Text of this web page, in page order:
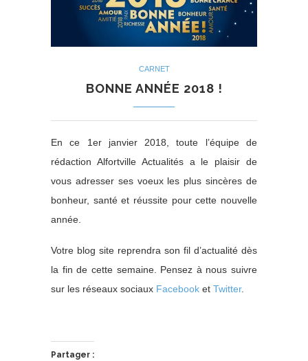
CARNET
BONNE ANNÉE 2018 !
En ce 1er janvier 2018, toute l’équipe de
rédaction Alfortville Actualités a le plaisir de
vous adresser ses voeux les plus sincères de
bonheur, santé et réussite pour cette nouvelle
année.
Votre blog site reprendra son fil d’actualité dès
la fin de cette semaine. Pensez à nous suivre
sur les réseaux sociaux Facebook et Twitter.
Partager :